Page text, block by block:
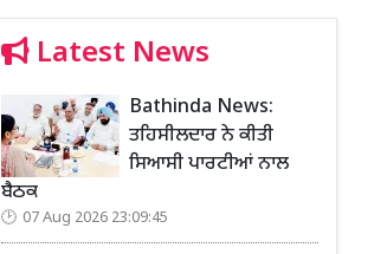
Latest News
Bathinda News:
ਤਹਿਸੀਲਦਾਰ ਨੇ ਕੀਤੀ
ਸਿਆਸੀ ਪਾਰਟੀਆਂ ਨਾਲ
ਬੈਠਕ
07 Aug 2026 23:09:45